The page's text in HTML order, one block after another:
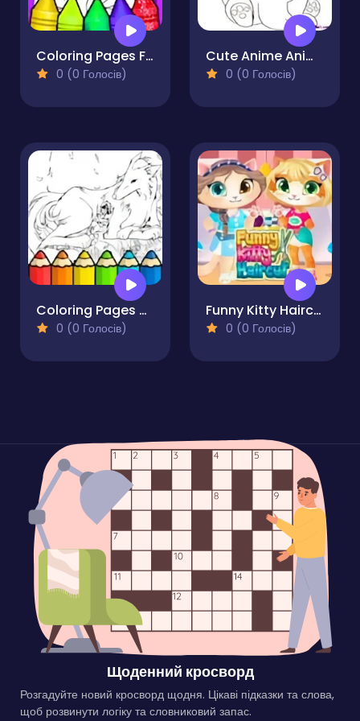
Coloring Pages For Kid That Are 8 Animals
0 (0 Голосів)
Cute Anime Animals Coloring Pages
0 (0 Голосів)
Coloring Pages Of Anime Wolves
0 (0 Голосів)
Funny Kitty Haircut
0 (0 Голосів)
Щоденний кросворд
Розгадуйте новий кросворд щодня. Цікаві підказки та слова,
щоб розвинути логіку та словниковий запас.